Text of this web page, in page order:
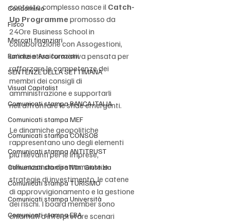
Condominio
Fisco
Mercati finanziari
Banche e Assicurazioni
SENTENZE DELLA SETTIMANA
Visual Capitalist
Comunicati stampa BANCA ITALIA
Comunicati stampa MEF
Comunicati stampa CONSOB
Comunicati stampa ANTITRUST
Comunicati stampa Min. Giustizia
Comunicati stampa TURISMO
Comunicati stampa Università
Comunicati stampa EBA
contesto complesso nasce il Catch-
Up Programme promosso da
24Ore Business School in
collaborazione con Assogestioni,
un’iniziativa formativa pensata per
rafforzare le competenze dei
membri dei consigli di
amministrazione e supportarli
nell’affrontare le sfide emergenti.
Le dinamiche geopolitiche
rappresentano uno degli elementi
più rilevanti per le imprese,
influenzando direttamente le
strategie di investimento, le catene
di approvvigionamento e la gestione
dei rischi. I board member sono
chiamati a interpretare scenari